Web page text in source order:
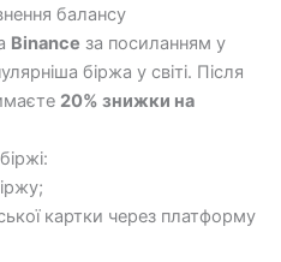
балансу
Binance за посиланням у
біржа у світі. Після
20% знижки на
картки через платформу